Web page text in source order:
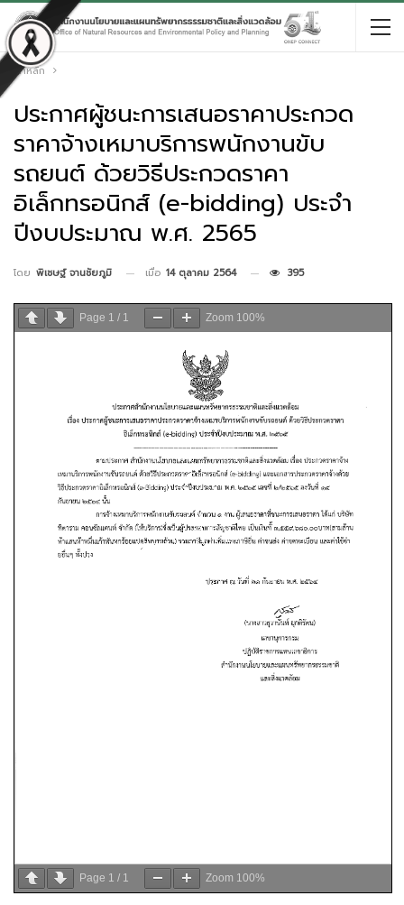
หน้าหลัก
ประกาศผู้ชนะการเสนอราคาประกวด
ราคาจ้างเหมาบริการพนักงานขับ
รถยนต์ ด้วยวิธีประกวดราคา
อิเล็กทรอนิกส์ (e-bidding) ประจำ
ปีงบประมาณ พ.ศ. 2565
โดย พิเชษฐ์ จานชัยภูมิ เมื่อ 14 ตุลาคม 2564 395
Page 1 / 1 Zoom 100%
Page 1 / 1 Zoom 100%